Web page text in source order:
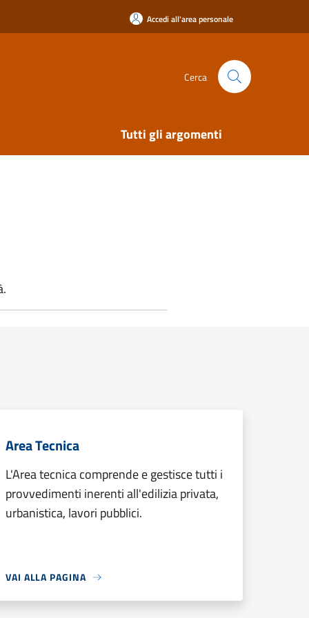
Accedi all'area personale
Cerca
Tutti gli argomenti
Area Tecnica
L'Area tecnica comprende e gestisce tutti i
provvedimenti inerenti all'edilizia privata,
urbanistica, lavori pubblici.
VAI ALLA PAGINA